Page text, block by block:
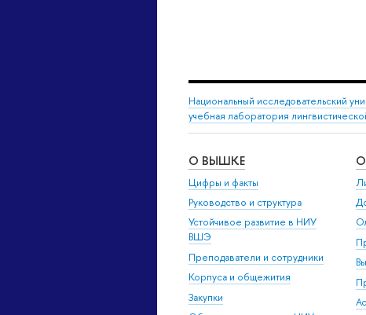
Национальный исследовательский
учебная лаборатория
О ВЫШКЕ
Цифры и факты
Руководство и структура
Устойчивое развитие в НИУ
ВШЭ
Преподаватели и сотрудники
Корпуса и общежития
Закупки